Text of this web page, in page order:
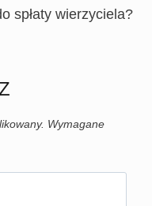
spłaty wierzyciela?
Wymagane